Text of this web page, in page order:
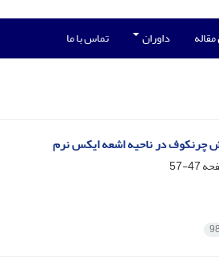
داوران تماس با ما
چرنکوف در ناحیه اشعه ایکس نرم
47-57